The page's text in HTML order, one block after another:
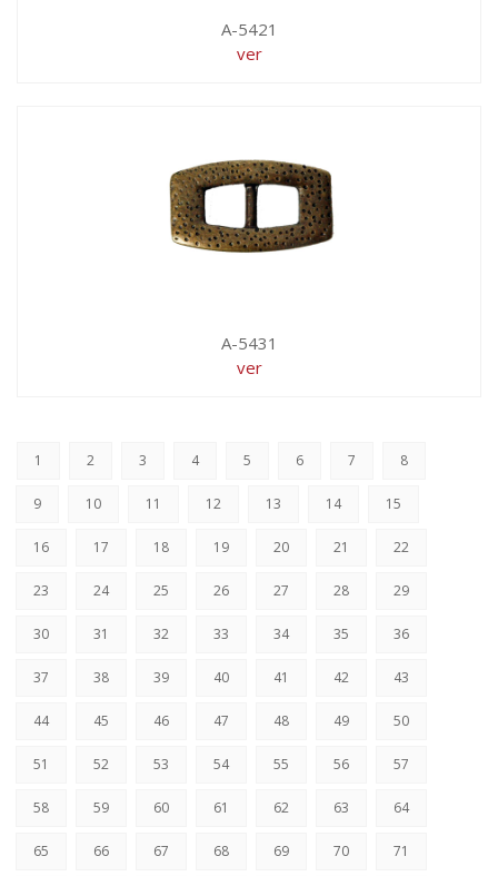
A-5421
ver
A-5431
ver
1 2 3 4 5 6 7 8
9 10 11 12 13 14 15
16 17 18 19 20 21 22
23 24 25 26 27 28 29
30 31 32 33 34 35 36
37 38 39 40 41 42 43
44 45 46 47 48 49 50
51 52 53 54 55 56 57
58 59 60 61 62 63 64
65 66 67 68 69 70 71